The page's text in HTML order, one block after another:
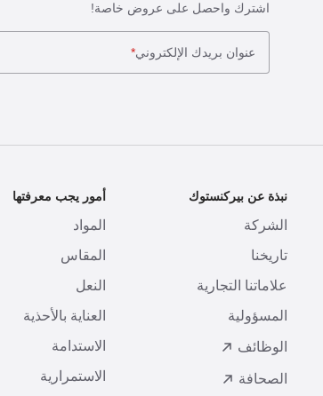
اشترك واحصل على عروض خاصة!
عنوان بريدك الإلكتروني*
نبذة عن بيركنستوك
الشركة
تاريخنا
علاماتنا التجارية
المسؤولية
الوظائف
الصحافة
أمور يجب معرفتها
المواد
المقاس
النعل
العناية بالأحذية
الاستدامة
الاستمرارية